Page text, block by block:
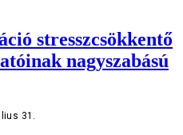
stresszcsökkentő
nagyszabású
31.